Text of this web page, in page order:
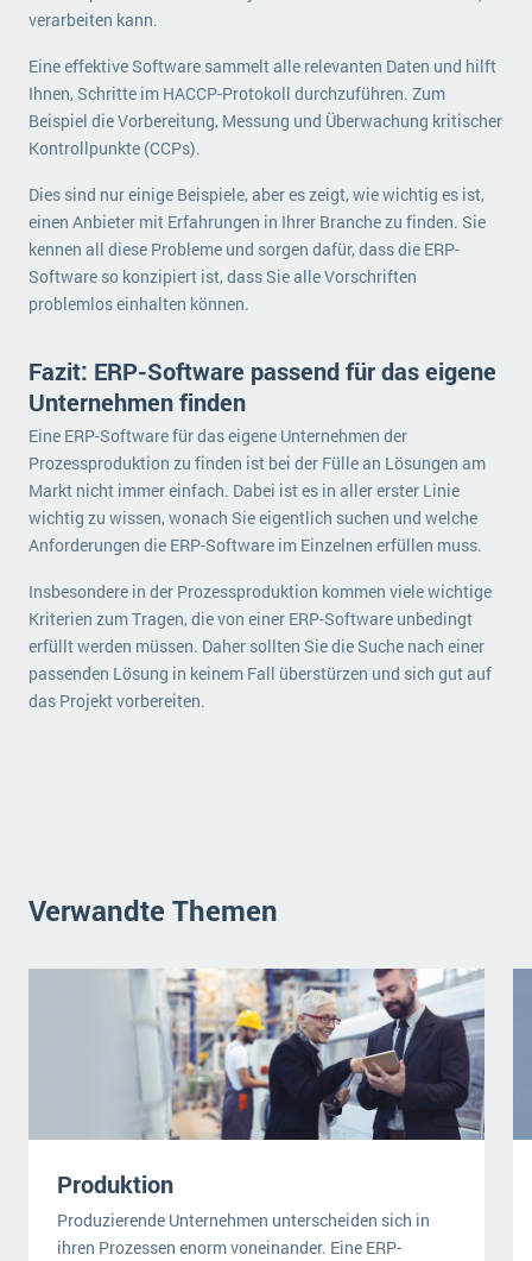
verarbeiten kann.
Eine effektive Software sammelt alle relevanten Daten und hilft
Ihnen, Schritte im HACCP-Protokoll durchzuführen. Zum
Beispiel die Vorbereitung, Messung und Überwachung kritischer
Kontrollpunkte (CCPs).
Dies sind nur einige Beispiele, aber es zeigt, wie wichtig es ist,
einen Anbieter mit Erfahrungen in Ihrer Branche zu finden. Sie
kennen all diese Probleme und sorgen dafür, dass die ERP-
Software so konzipiert ist, dass Sie alle Vorschriften
problemlos einhalten können.
Fazit: ERP-Software passend für das eigene
Unternehmen finden
Eine ERP-Software für das eigene Unternehmen der
Prozessproduktion zu finden ist bei der Fülle an Lösungen am
Markt nicht immer einfach. Dabei ist es in aller erster Linie
wichtig zu wissen, wonach Sie eigentlich suchen und welche
Anforderungen die ERP-Software im Einzelnen erfüllen muss.
Insbesondere in der Prozessproduktion kommen viele wichtige
Kriterien zum Tragen, die von einer ERP-Software unbedingt
erfüllt werden müssen. Daher sollten Sie die Suche nach einer
passenden Lösung in keinem Fall überstürzen und sich gut auf
das Projekt vorbereiten.
Verwandte Themen
Produktion
Produzierende Unternehmen unterscheiden sich in
ihren Prozessen enorm voneinander. Eine ERP-